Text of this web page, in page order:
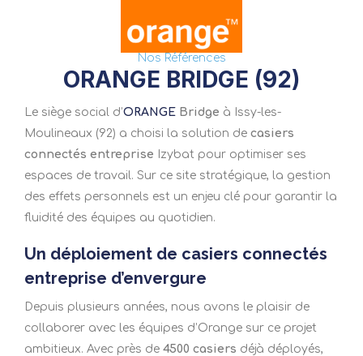
Nos Références
ORANGE BRIDGE (92)
Le siège social d’ORANGE Bridge à Issy-les-
Moulineaux (92) a choisi la solution de casiers
connectés entreprise Izybat pour optimiser ses
espaces de travail. Sur ce site stratégique, la gestion
des effets personnels est un enjeu clé pour garantir la
fluidité des équipes au quotidien.
Un déploiement de casiers connectés
entreprise d’envergure
Depuis plusieurs années, nous avons le plaisir de
collaborer avec les équipes d’Orange sur ce projet
ambitieux. Avec près de 4500 casiers déjà déployés,